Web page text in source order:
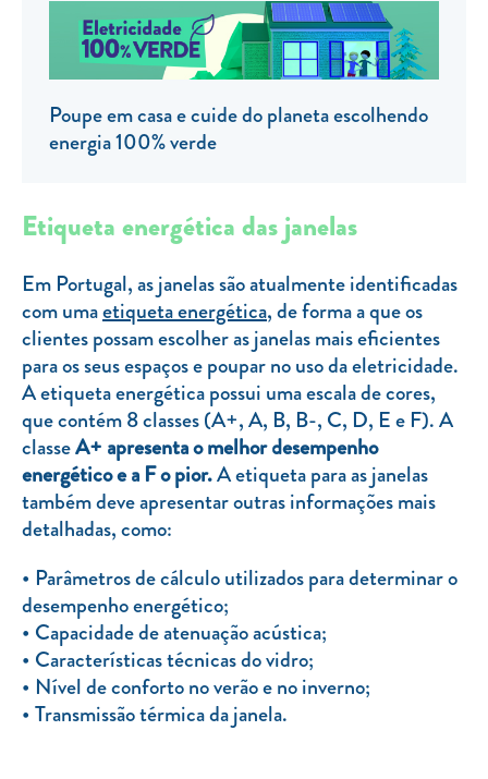
EFICIÊNCIA ENERGÉTICA
FRAUDE E SEGURANÇA
Preços de referência
Documentos úteis
Livro de reclamações
Clientes com necessidades especiais
Clientes prioritários
Resolução alternativa de litígios
Poupe em casa e cuide do planeta escolhendo
energia 100% verde
Etiqueta energética das janelas
Em Portugal, as janelas são atualmente identificadas
com umaetiqueta energética, de forma a que os
clientes possam escolher as janelas mais eficientes
para os seus espaços e poupar no uso da eletricidade.
A etiqueta energética possui uma escala de cores,
que contém 8 classes (A+, A, B, B-, C, D, E e F). A
classeA+ apresenta o melhor desempenho
energético e a F o pior.A etiqueta para as janelas
também deve apresentar outras informações mais
detalhadas, como:
Parâmetros de cálculo utilizados para determinar o
desempenho energético;
Capacidade de atenuação acústica;
Características técnicas do vidro;
Nível de conforto no verão e no inverno;
Transmissão térmica da janela.